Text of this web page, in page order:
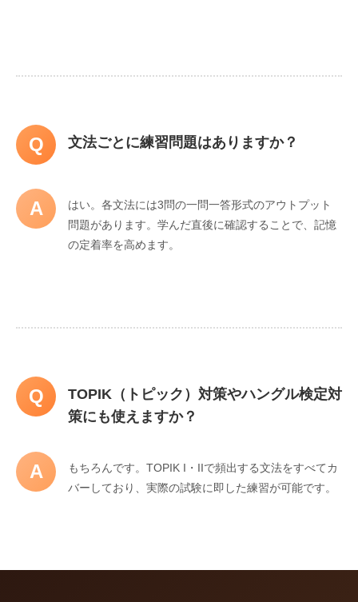
Q 文法ごとに練習問題はありますか？
A
はい。各文法には3問の一問一答形式のアウトプット
問題があります。学んだ直後に確認することで、記憶
の定着率を高めます。
Q
TOPIK（トピック）対策やハングル検定対
策にも使えますか？
A
もちろんです。TOPIK I・IIで頻出する文法をすべてカ
バーしており、実際の試験に即した練習が可能です。